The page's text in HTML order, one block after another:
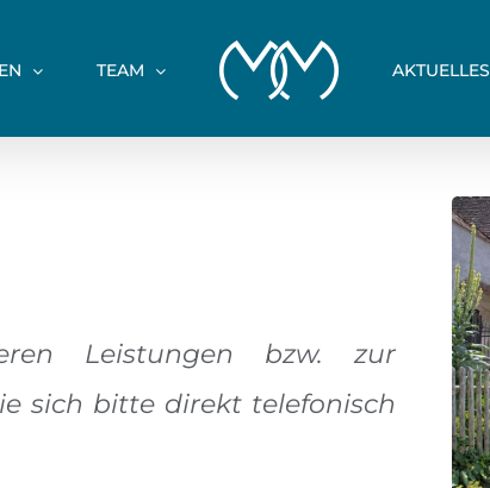
TEAM AKTUELLES
Leistungen bzw. zur
sich bitte direkt telefonisch